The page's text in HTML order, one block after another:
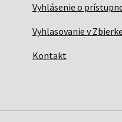
Vyhlásenie o
Vyhlasovanie v
Kontakt